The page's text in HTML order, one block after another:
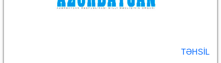
TƏHSIL